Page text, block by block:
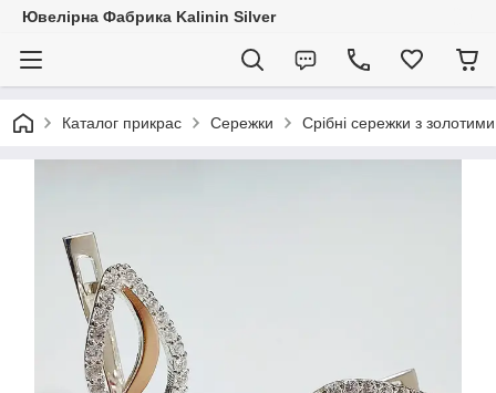
Ювелірна Фабрика Kalinin Silver
Каталог прикрас Сережки Срібні сережки з